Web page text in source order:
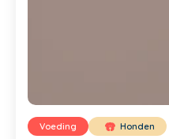
Voeding Honden